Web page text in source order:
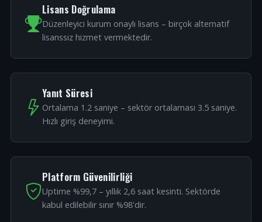
Lisans Doğrulama
Düzenleyici kurum onaylı lisans – birçok alternatif
lisanssız hizmet vermektedir.
Yanıt Süresi
Ortalama 1.2 saniye – sektör ortalaması 3.5 saniye.
Hızlı giriş deneyimi.
Platform Güvenilirliği
Uptime %99,7 – yıllık 2,6 saat kesinti. Sektörde
kabul edilebilir sınır %98'dir.